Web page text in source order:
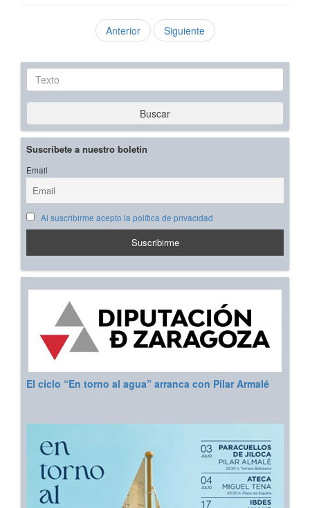
Anterior Siguiente
Texto
Buscar
Suscríbete a nuestro boletín
Email
Al suscribirme acepto la política de privacidad
El ciclo “En torno al agua” arranca con Pilar Armalé